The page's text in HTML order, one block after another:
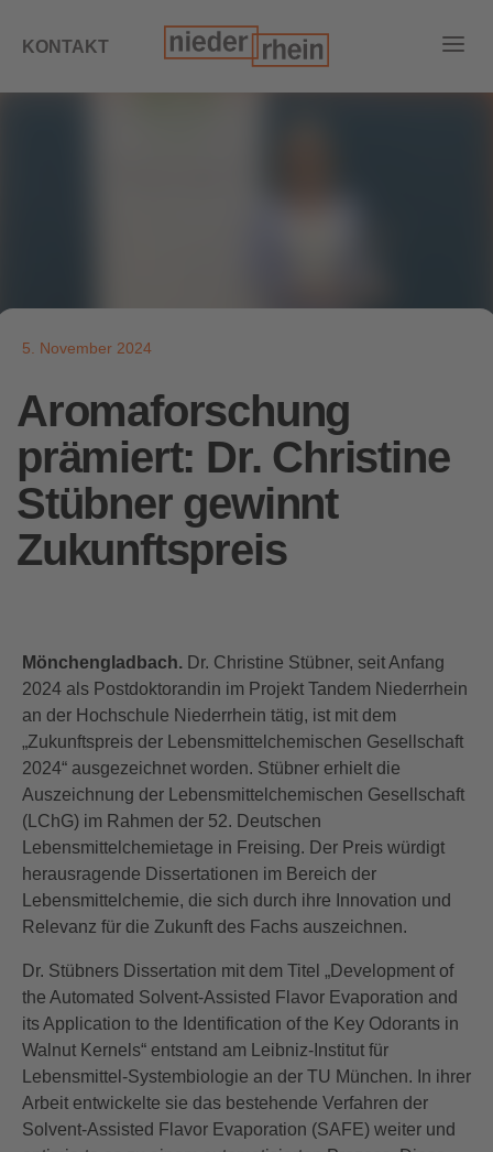
KONTAKT
5. November 2024
Aromaforschung
prämiert: Dr. Christine
Stübner gewinnt
Zukunftspreis
Mönchengladbach. Dr. Christine Stübner, seit Anfang
2024 als Postdoktorandin im Projekt Tandem Niederrhein
an der Hochschule Niederrhein tätig, ist mit dem
„Zukunftspreis der Lebensmittelchemischen Gesellschaft
2024“ ausgezeichnet worden. Stübner erhielt die
Auszeichnung der Lebensmittelchemischen Gesellschaft
(LChG) im Rahmen der 52. Deutschen
Lebensmittelchemietage in Freising. Der Preis würdigt
herausragende Dissertationen im Bereich der
Lebensmittelchemie, die sich durch ihre Innovation und
Relevanz für die Zukunft des Fachs auszeichnen.
Dr. Stübners Dissertation mit dem Titel „Development of
the Automated Solvent-Assisted Flavor Evaporation and
its Application to the Identification of the Key Odorants in
Walnut Kernels“ entstand am Leibniz-Institut für
Lebensmittel-Systembiologie an der TU München. In ihrer
Arbeit entwickelte sie das bestehende Verfahren der
Solvent-Assisted Flavor Evaporation (SAFE) weiter und